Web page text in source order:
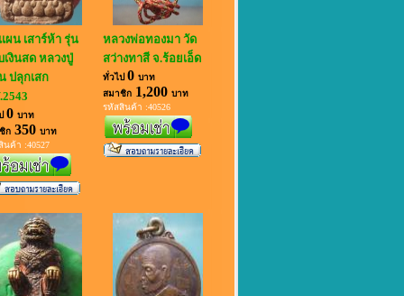
น เสาร์ห้า รุ่น
งินสด หลวงปู่
ปลุกเสก
0 บาท
ก350 บาท
นค้า :40527
หลวงพ่อทองมา วัด
สว่างทาสี จ.ร้อยเอ็ด
ทั่วไป 0 บาท
สมาชิก1,200 บาท
รหัสสินค้า :40526